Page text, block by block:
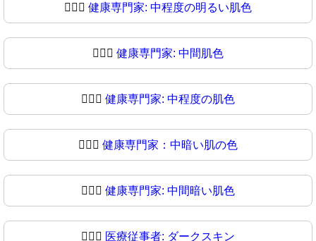
🧑🏼‍⚕ 健康専門家: 中程度の明るい肌色
🧑🏽‍⚕️ 健康専門家: 中間肌色
🧑🏽‍⚕ 健康専門家: 中程度の肌色
🧑🏾‍⚕️ 健康専門家：中暗い肌の色
🧑🏾‍⚕ 健康専門家: 中間暗い肌色
🧑🏿‍⚕️ 医療従事者: ダークスキン